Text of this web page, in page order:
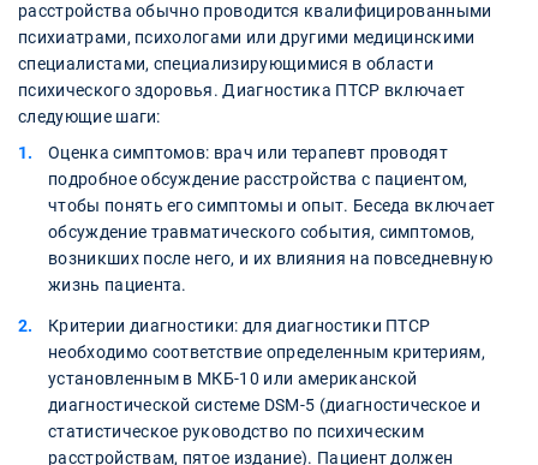
расстройства обычно проводится квалифицированными
психиатрами, психологами или другими медицинскими
специалистами, специализирующимися в области
психического здоровья. Диагностика ПТСР включает
следующие шаги:
Оценка симптомов: врач или терапевт проводят
подробное обсуждение расстройства с пациентом,
чтобы понять его симптомы и опыт. Беседа включает
обсуждение травматического события, симптомов,
возникших после него, и их влияния на повседневную
жизнь пациента.
Критерии диагностики: для диагностики ПТСР
необходимо соответствие определенным критериям,
установленным в МКБ-10 или американской
диагностической системе DSM-5 (диагностическое и
статистическое руководство по психическим
расстройствам, пятое издание). Пациент должен